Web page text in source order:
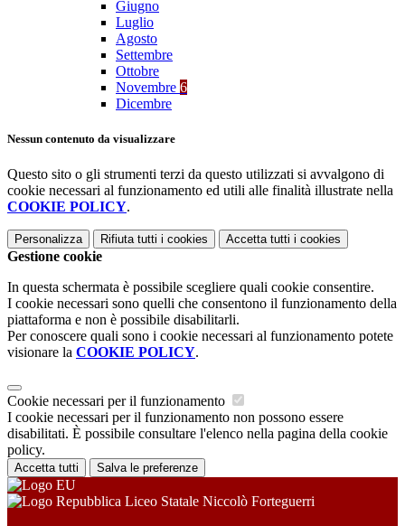
Giugno
Luglio
Agosto
Settembre
Ottobre
Novembre 6
Dicembre
Nessun contenuto da visualizzare
Questo sito o gli strumenti terzi da questo utilizzati si avvalgono di
cookie necessari al funzionamento ed utili alle finalità illustrate nella
COOKIE POLICY.
Personalizza Rifiuta tutti i cookies Accetta tutti i cookies
Gestione cookie
In questa schermata è possibile scegliere quali cookie consentire.
I cookie necessari sono quelli che consentono il funzionamento della
piattaforma e non è possibile disabilitarli.
Per conoscere quali sono i cookie necessari al funzionamento potete
visionare la COOKIE POLICY.
Cookie necessari per il funzionamento
I cookie necessari per il funzionamento non possono essere
disabilitati. È possibile consultare l'elenco nella pagina della cookie
policy.
Accetta tutti Salva le preferenze
Liceo Statale Niccolò Forteguerri